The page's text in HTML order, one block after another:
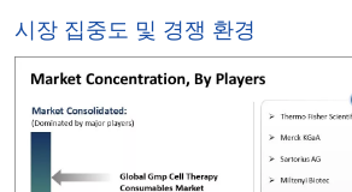
시장 집중도 및 경쟁 환경